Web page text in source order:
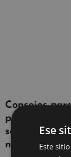
Consejos
práctica de
sostenible en
naturaleza
Ese
Este